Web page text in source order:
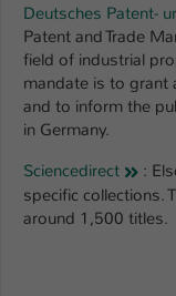
Deutsches Patent-
Patent and Trade
field of industrial
mandate is to grant
and to inform the
in Germany.
Sciencedirect
:
specific collections.
around 1,500 titles.